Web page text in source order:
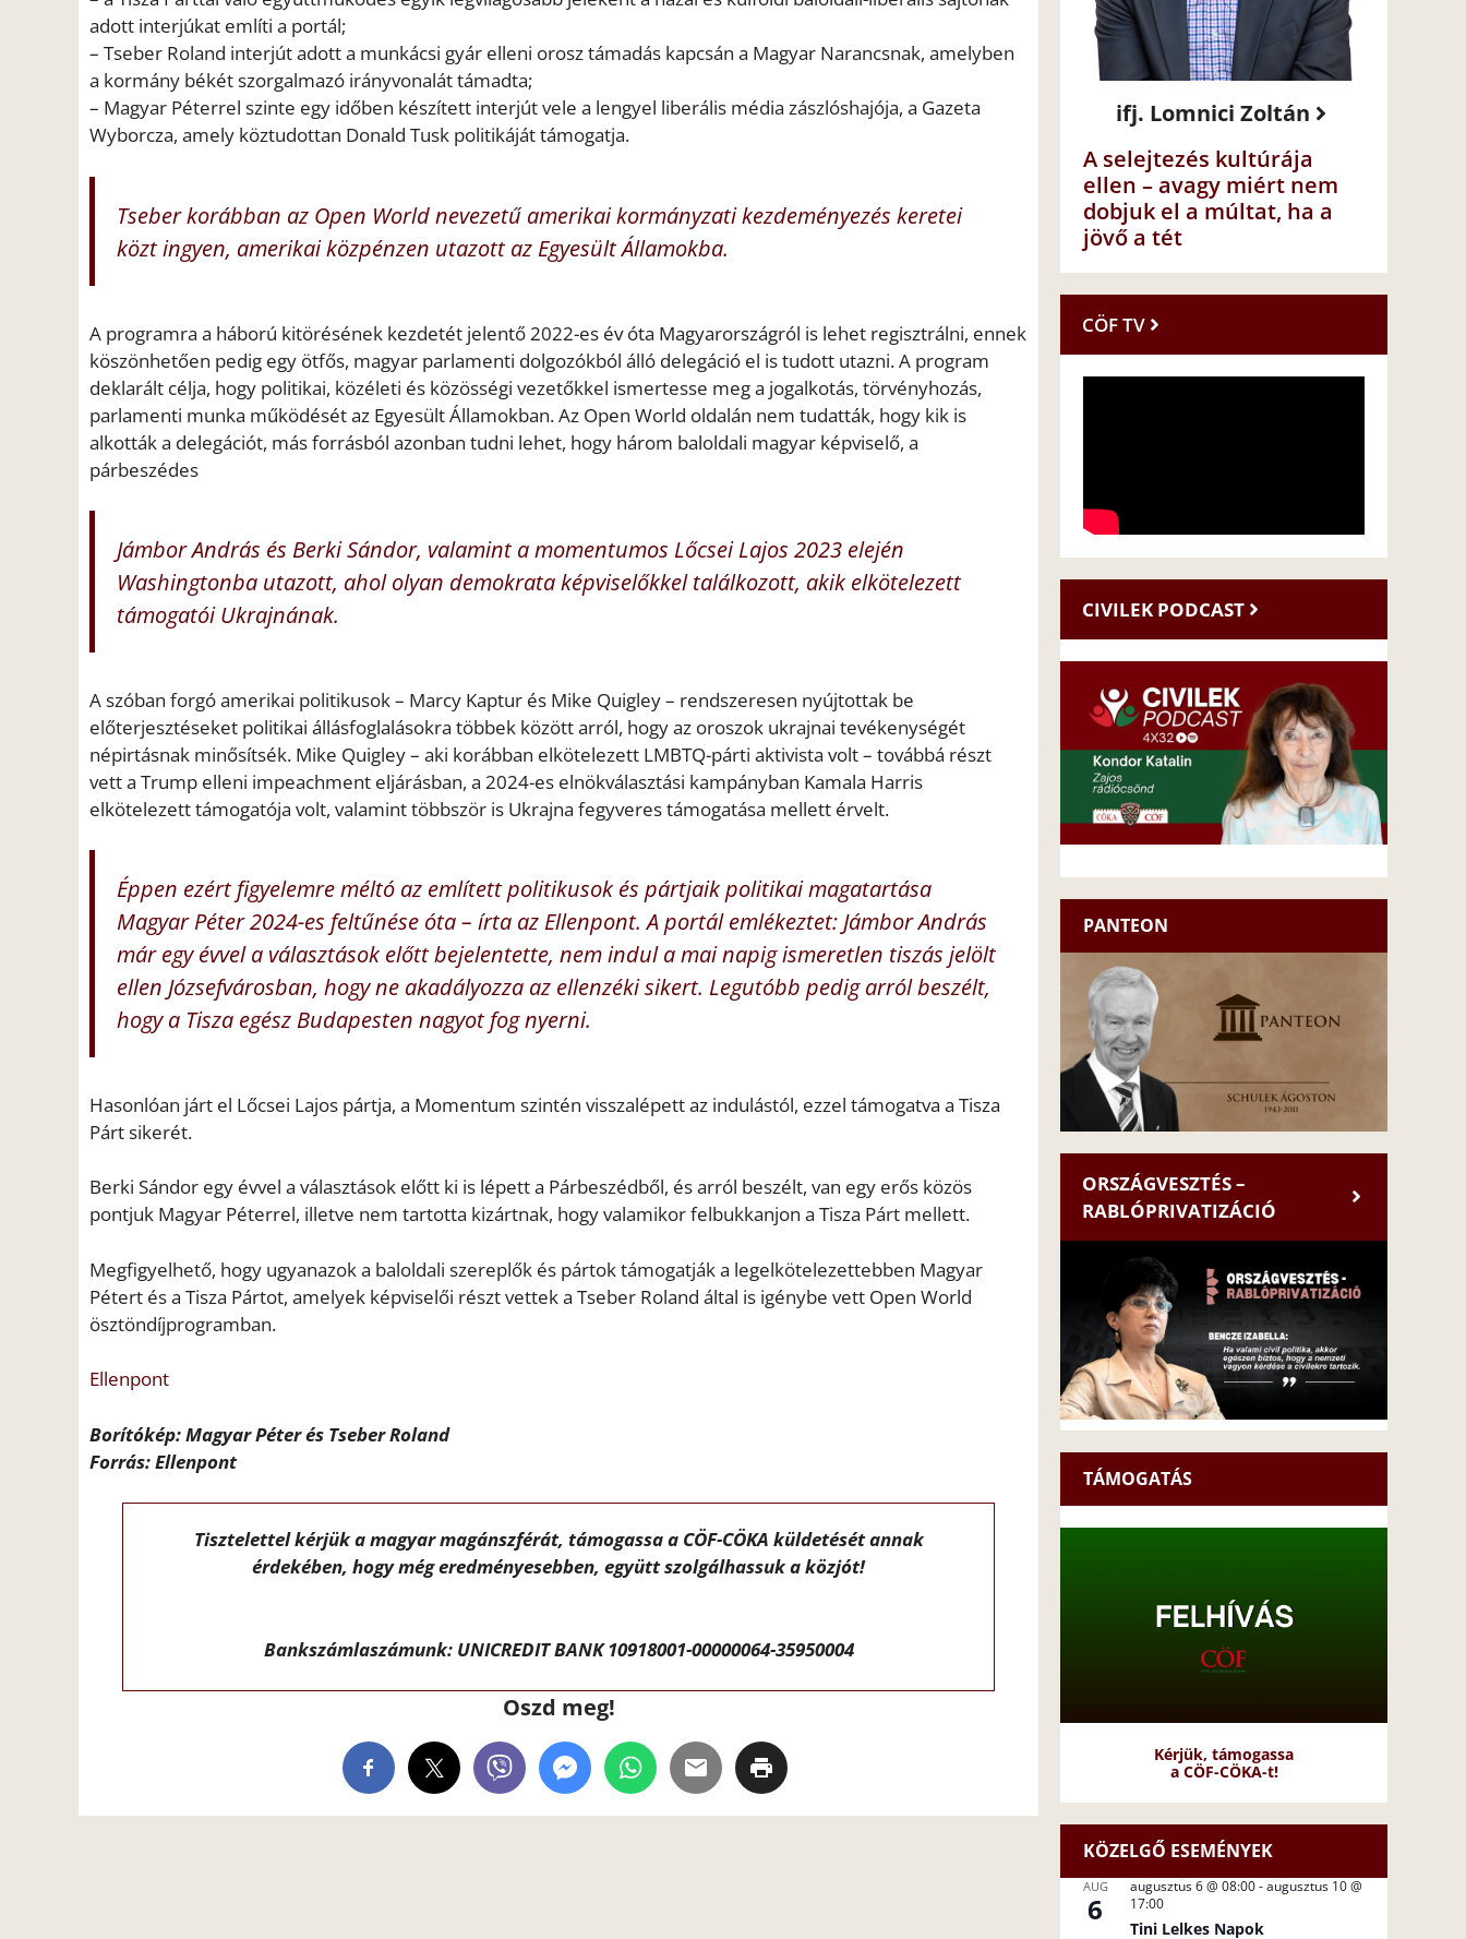
adott interjúkat említi a portál;
– Tseber Roland interjút adott a munkácsi gyár elleni orosz támadás kapcsán a Magyar Narancsnak, amelyben
a kormány békét szorgalmazó irányvonalát támadta;
– Magyar Péterrel szinte egy időben készített interjút vele a lengyel liberális média zászlóshajója, a Gazeta
Wyborcza, amely köztudottan Donald Tusk politikáját támogatja.
Tseber korábban az Open World nevezetű amerikai kormányzati kezdeményezés keretei
közt ingyen, amerikai közpénzen utazott az Egyesült Államokba.
A programra a háború kitörésének kezdetét jelentő 2022-es év óta Magyarországról is lehet regisztrálni, ennek
köszönhetően pedig egy ötfős, magyar parlamenti dolgozókból álló delegáció el is tudott utazni. A program
deklarált célja, hogy politikai, közéleti és közösségi vezetőkkel ismertesse meg a jogalkotás, törvényhozás,
parlamenti munka működését az Egyesült Államokban. Az Open World oldalán nem tudatták, hogy kik is
alkották a delegációt, más forrásból azonban tudni lehet, hogy három baloldali magyar képviselő, a
párbeszédes
Jámbor András és Berki Sándor, valamint a momentumos Lőcsei Lajos 2023 elején
Washingtonba utazott, ahol olyan demokrata képviselőkkel találkozott, akik elkötelezett
támogatói Ukrajnának.
A szóban forgó amerikai politikusok – Marcy Kaptur és Mike Quigley – rendszeresen nyújtottak be
előterjesztéseket politikai állásfoglalásokra többek között arról, hogy az oroszok ukrajnai tevékenységét
népirtásnak minősítsék. Mike Quigley – aki korábban elkötelezett LMBTQ-párti aktivista volt – továbbá részt
vett a Trump elleni impeachment eljárásban, a 2024-es elnökválasztási kampányban Kamala Harris
elkötelezett támogatója volt, valamint többször is Ukrajna fegyveres támogatása mellett érvelt.
Éppen ezért figyelemre méltó az említett politikusok és pártjaik politikai magatartása
Magyar Péter 2024-es feltűnése óta – írta az Ellenpont. A portál emlékeztet: Jámbor András
már egy évvel a választások előtt bejelentette, nem indul a mai napig ismeretlen tiszás jelölt
ellen Józsefvárosban, hogy ne akadályozza az ellenzéki sikert. Legutóbb pedig arról beszélt,
hogy a Tisza egész Budapesten nagyot fog nyerni.
Hasonlóan járt el Lőcsei Lajos pártja, a Momentum szintén visszalépett az indulástól, ezzel támogatva a Tisza
Párt sikerét.
Berki Sándor egy évvel a választások előtt ki is lépett a Párbeszédből, és arról beszélt, van egy erős közös
pontjuk Magyar Péterrel, illetve nem tartotta kizártnak, hogy valamikor felbukkanjon a Tisza Párt mellett.
Megfigyelhető, hogy ugyanazok a baloldali szereplők és pártok támogatják a legelkötelezettebben Magyar
Pétert és a Tisza Pártot, amelyek képviselői részt vettek a Tseber Roland által is igénybe vett Open World
ösztöndíjprogramban.
Ellenpont
Borítókép: Magyar Péter és Tseber Roland
Forrás: Ellenpont
Tisztelettel kérjük a magyar magánszférát, támogassa a CÖF-CÖKA küldetését annak
érdekében, hogy még eredményesebben, együtt szolgálhassuk a közjót!
Bankszámlaszámunk: UNICREDIT BANK 10918001-00000064-35950004
Oszd meg!
ifj. Lomnici Zoltán
A selejtezés kultúrája
ellen – avagy miért nem
dobjuk el a múltat, ha a
jövő a tét
CÖF TV
CIVILEK PODCAST
PANTEON
ORSZÁGVESZTÉS –
RABLÓPRIVATIZÁCIÓ
TÁMOGATÁS
Kérjük, támogassa
a CÖF-CÖKA-t!
KÖZELGŐ ESEMÉNYEK
AUG
6
augusztus 6 @ 08:00-augusztus 10 @
17:00
Tini Lelkes Napok